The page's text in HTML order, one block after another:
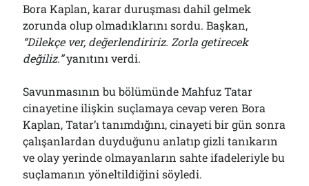
Bora Kaplan, karar duruşması dahil gelmek
zorunda olup olmadıklarını sordu. Başkan,
“Dilekçe ver, değerlendiririz. Zorla getirecek
değiliz.”yanıtını verdi.
Savunmasının bu bölümünde Mahfuz Tatar
cinayetine ilişkin suçlamaya cevap veren Bora
Kaplan, Tatar’ı tanımdığını, cinayeti bir gün sonra
çalışanlardan duyduğunu anlatıp gizli tanıkarın
ve olay yerinde olmayanların sahte ifadeleriyle bu
suçlamanın yöneltildiğini söyledi.